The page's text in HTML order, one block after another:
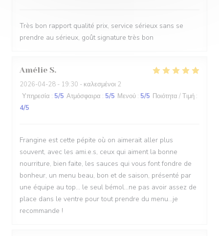
Très bon rapport qualité prix, service sérieux sans se
prendre au sérieux, goût signature très bon
Amélie S
2026-04-28 - 19:30 - καλεσμένοι 2
Υπηρεσία : 5/5 Ατμόσφαιρα : 5/5 Μενού : 5/5 Ποιότητα / Τιμή :
4/5
Frangine est cette pépite où on aimerait aller plus
souvent, avec les ami.e.s, ceux qui aiment la bonne
nourriture, bien faite, les sauces qui vous font fondre de
bonheur, un menu beau, bon et de saison, présenté par
une équipe au top... le seul bémol...ne pas avoir assez de
place dans le ventre pour tout prendre du menu...je
recommande !